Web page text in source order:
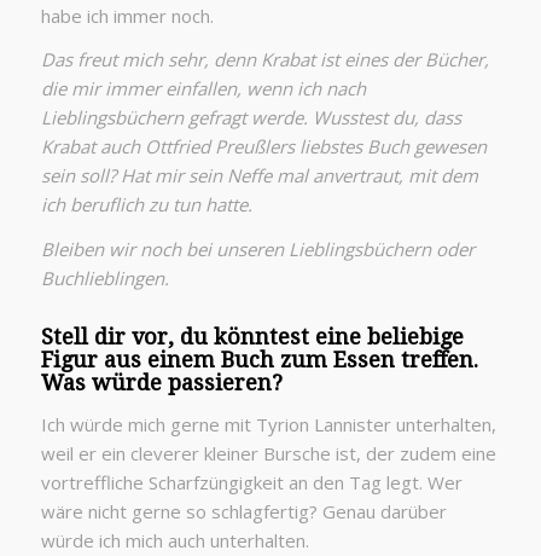
habe ich immer noch.
Das freut mich sehr, denn Krabat ist eines der Bücher,
die mir immer einfallen, wenn ich nach
Lieblingsbüchern gefragt werde. Wusstest du, dass
Krabat auch Ottfried Preußlers liebstes Buch gewesen
sein soll? Hat mir sein Neffe mal anvertraut, mit dem
ich beruflich zu tun hatte.
Bleiben wir noch bei unseren Lieblingsbüchern oder
Buchlieblingen.
Stell dir vor, du könntest eine beliebige
Figur aus einem Buch zum Essen treffen.
Was würde passieren?
Ich würde mich gerne mit Tyrion Lannister unterhalten,
weil er ein cleverer kleiner Bursche ist, der zudem eine
vortreffliche Scharfzüngigkeit an den Tag legt. Wer
wäre nicht gerne so schlagfertig? Genau darüber
würde ich mich auch unterhalten.